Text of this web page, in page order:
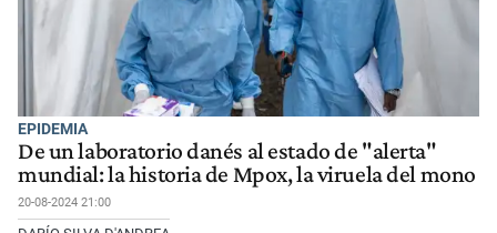
EPIDEMIA
De un laboratorio danés al estado de "alerta"
mundial: la historia de Mpox, la viruela del mono
20-08-2024 21:00